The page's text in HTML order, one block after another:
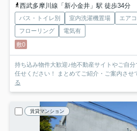
西武多摩川線「新小金井」駅 徒歩34分
バス・トイレ別 室内洗濯機置場 エア
フローリング
電気有
敷0
持ち込み物件大歓迎♪他不動産サイトやご自
任せください！ まとめてご紹介・ご案内さ
る
賃貸マンション